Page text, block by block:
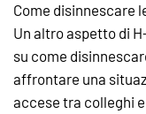
Come disinnescare
Un altro aspetto di
su come
affrontare una
accese tra colleghi